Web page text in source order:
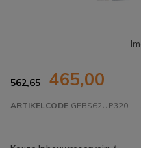
562,65 465,00
ARTIKELCODE GEBS62UP320